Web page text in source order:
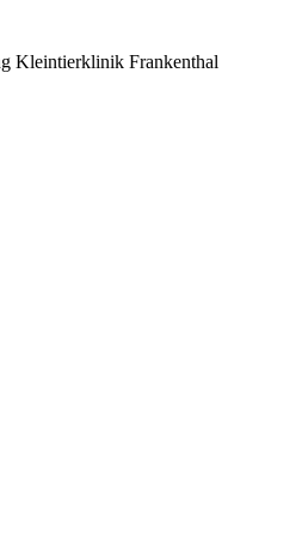
Kleintierklinik Frankenthal